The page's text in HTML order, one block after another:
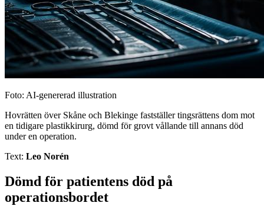
Foto: AI-genererad illustration
Hovrätten över Skåne och Blekinge fastställer tingsrättens dom mot
en tidigare plastikkirurg, dömd för grovt vållande till annans död
under en operation.
Text: Leo Norén
Dömd för patientens död på
operationsbordet